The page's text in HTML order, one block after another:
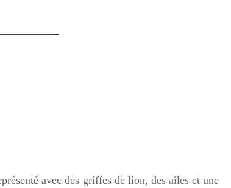
avec des griffes de lion, des ailes et une